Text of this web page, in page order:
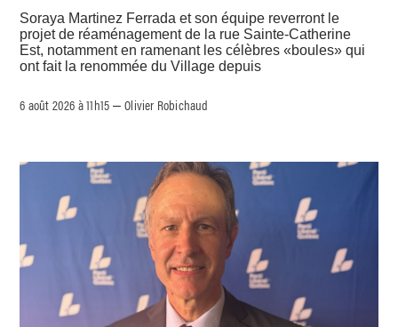
Soraya Martinez Ferrada et son équipe reverront le
projet de réaménagement de la rue Sainte-Catherine
Est, notamment en ramenant les célèbres «boules» qui
ont fait la renommée du Village depuis
6 août 2026 à 11h15 –Olivier Robichaud